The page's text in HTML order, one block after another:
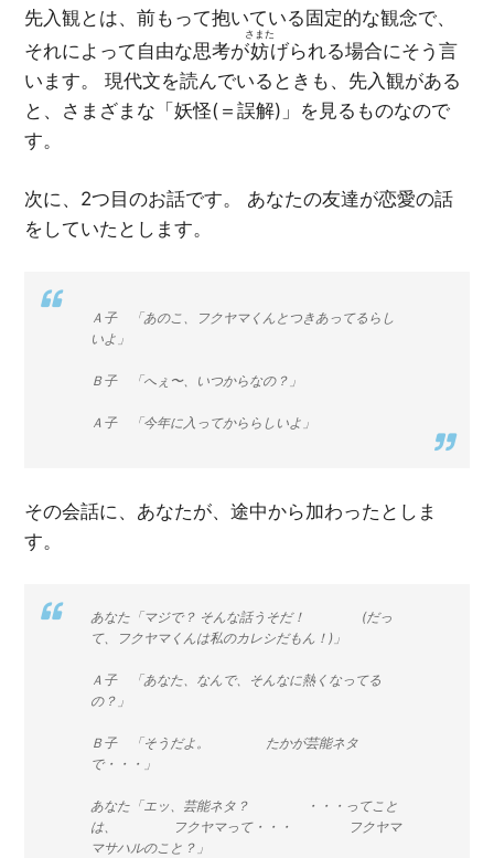
先入観とは、前もって抱いている固定的な観念で、
それによって自由な思考が妨
さまた
げられる場合にそう言
います。 現代文を読んでいるときも、先入観がある
と、さまざまな「妖怪(＝誤解)」を見るものなので
す。
次に、2つ目のお話です。 あなたの友達が恋愛の話
をしていたとします。
Ａ子 「あのこ、フクヤマくんとつきあってるらし
いよ」
Ｂ子 「へぇ〜、いつからなの？」
Ａ子 「今年に入ってかららしいよ」
その会話に、あなたが、途中から加わったとしま
す。
あなた「マジで？ そんな話うそだ！ (だっ
て、フクヤマくんは私のカレシだもん！)」
Ａ子 「あなた、なんで、そんなに熱くなってる
の？」
Ｂ子 「そうだよ。 たかが芸能ネタ
で・・・」
あなた「エッ、芸能ネタ？ ・・・ってこと
は、 フクヤマって・・・ フクヤマ
マサハルのこと？」